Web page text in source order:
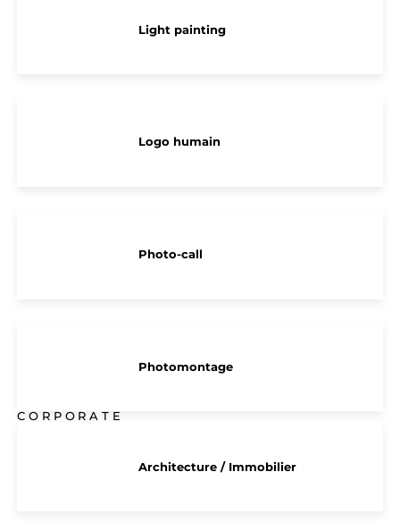
Light painting
Logo humain
Photo-call
Photomontage
CORPORATE
Architecture / Immobilier